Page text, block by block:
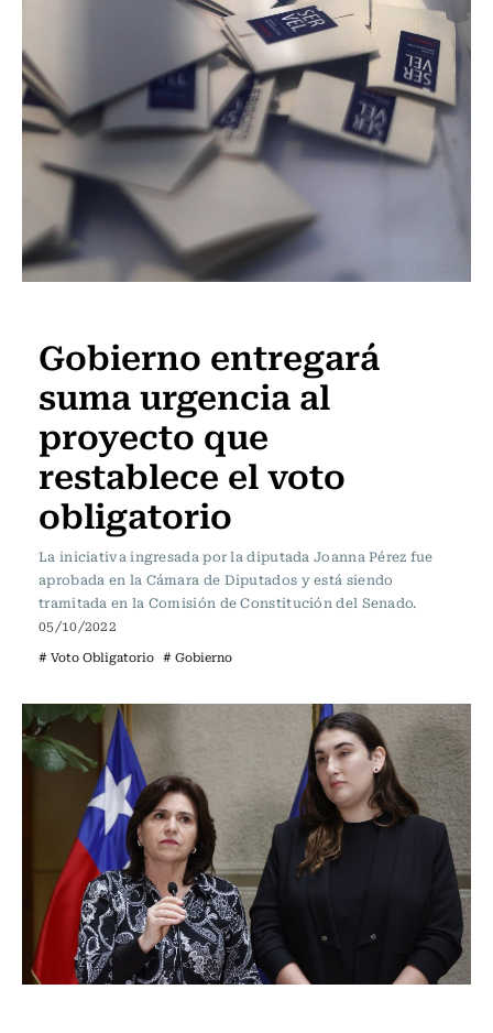
Gobierno entregará
suma urgencia al
proyecto que
restablece el voto
obligatorio
La iniciativa ingresada por la diputada Joanna Pérez fue
aprobada en la Cámara de Diputados y está siendo
tramitada en la Comisión de Constitución del Senado.
05/10/2022
# Voto Obligatorio # Gobierno